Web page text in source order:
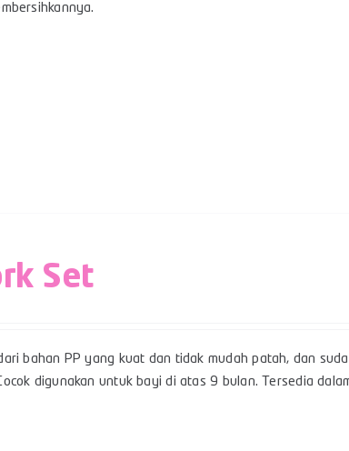
Set
bahan PP yang kuat dan tidak mudah patah, dan
digunakan untuk bayi di atas 9 bulan. Tersedia